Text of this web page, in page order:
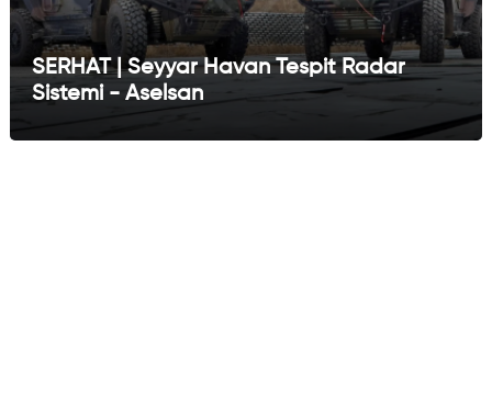
SERHAT | Seyyar Havan Tespit Radar
Sistemi - Aselsan